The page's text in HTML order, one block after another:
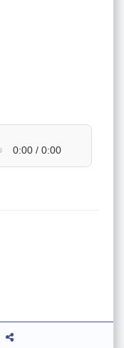
0:00 / 0:00